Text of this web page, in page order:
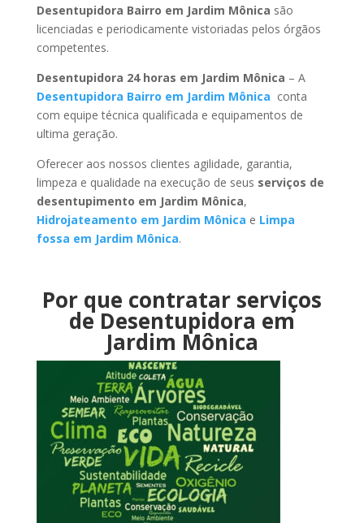
Desentupidora Bairro em Jardim Mônica são
licenciadas e periodicamente vistoriadas pelos órgãos
competentes.
Desentupidora 24 horas em Jardim Mônica – A
Desentupidora Bairro em Jardim Mônica conta
com equipe técnica qualificada e equipamentos de
ultima geração.
Oferecer aos nossos clientes agilidade, garantia,
limpeza e qualidade na execução de seus serviços de
desentupimento em Jardim Mônica,
Hidrojateamento em Jardim Mônica e Limpa
fossa em Jardim Mônica.
Por que contratar serviços
de Desentupidora em
Jardim Mônica